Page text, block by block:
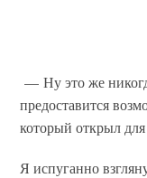
— Ну это же
предоставится
который открыл
Я испуганно